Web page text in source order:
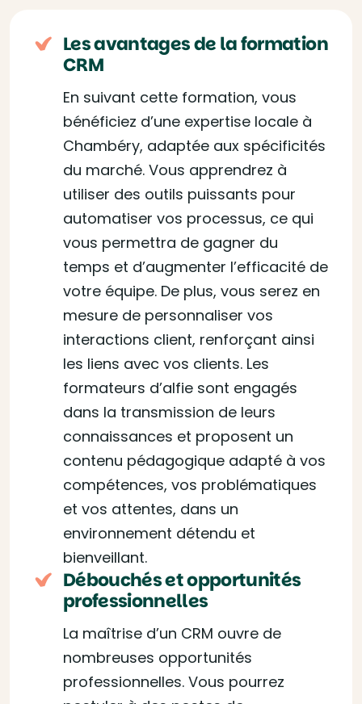
Les avantages de la formation
CRM
En suivant cette formation, vous
bénéficiez d’une expertise locale à
Chambéry, adaptée aux spécificités
du marché. Vous apprendrez à
utiliser des outils puissants pour
automatiser vos processus, ce qui
vous permettra de gagner du
temps et d’augmenter l’efficacité de
votre équipe. De plus, vous serez en
mesure de personnaliser vos
interactions client, renforçant ainsi
les liens avec vos clients. Les
formateurs d’alfie sont engagés
dans la transmission de leurs
connaissances et proposent un
contenu pédagogique adapté à vos
compétences, vos problématiques
et vos attentes, dans un
environnement détendu et
bienveillant.
Débouchés et opportunités
professionnelles
La maîtrise d’un CRM ouvre de
nombreuses opportunités
professionnelles. Vous pourrez